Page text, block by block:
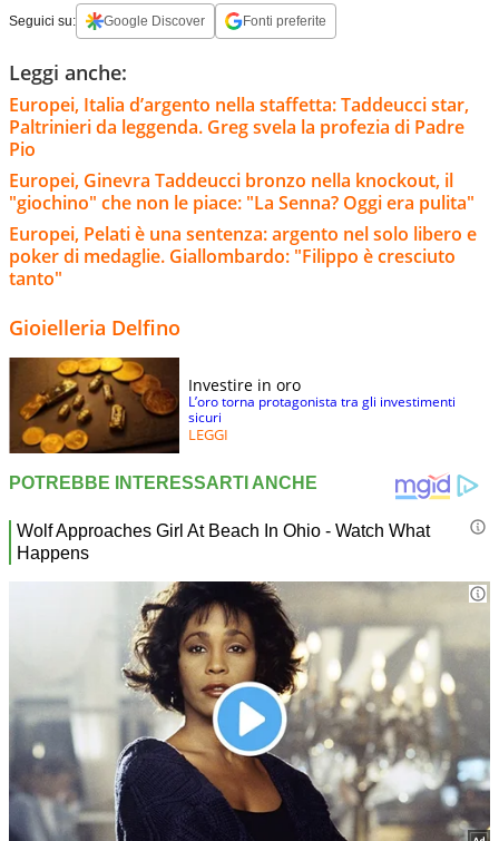
Seguici su: Google Discover Fonti preferite
Leggi anche:
Europei, Italia d’argento nella staffetta: Taddeucci star,
Paltrinieri da leggenda. Greg svela la profezia di Padre
Pio
Europei, Ginevra Taddeucci bronzo nella knockout, il
"giochino" che non le piace: "La Senna? Oggi era pulita"
Europei, Pelati è una sentenza: argento nel solo libero e
poker di medaglie. Giallombardo: "Filippo è cresciuto
tanto"
Gioielleria Delfino
Investire in oro
L’oro torna protagonista tra gli investimenti
sicuri
LEGGI